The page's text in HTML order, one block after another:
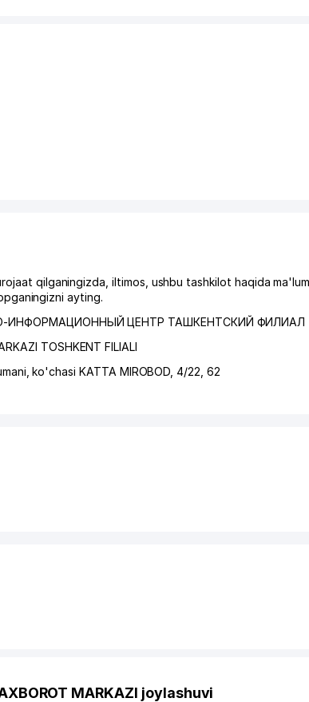
qilganingizda, iltimos, ushbu tashkilot haqida
ayting.
ИНФОРМАЦИОННЫЙ ЦЕНТР ТАШКЕНТСКИЙ ФИЛИАЛ
TOSHKENT FILIALI
,ko'chasi KATTA MIROBOD , 4/22, 62
MARKAZI joylashuvi